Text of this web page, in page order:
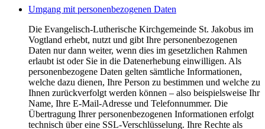
Umgang mit personenbezogenen Daten
Die Evangelisch-Lutherische Kirchgemeinde St. Jakobus im
Vogtland erhebt, nutzt und gibt Ihre personenbezogenen
Daten nur dann weiter, wenn dies im gesetzlichen Rahmen
erlaubt ist oder Sie in die Datenerhebung einwilligen. Als
personenbezogene Daten gelten sämtliche Informationen,
welche dazu dienen, Ihre Person zu bestimmen und welche zu
Ihnen zurückverfolgt werden können – also beispielsweise Ihr
Name, Ihre E-Mail-Adresse und Telefonnummer. Die
Übertragung Ihrer personenbezogenen Informationen erfolgt
technisch über eine SSL-Verschlüsselung. Ihre Rechte als